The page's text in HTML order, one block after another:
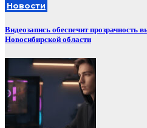
Новости
Видеозапись обеспечит прозрачность
Новосибирской области